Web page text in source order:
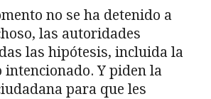
no se ha detenido a
las autoridades
las hipótesis, incluida la
intencionado. Y piden la
para que les